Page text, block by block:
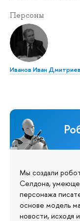
Персоны
Иванов Иван
Мы создали
Селдона,
персонажа
основе модель
новости, исходя